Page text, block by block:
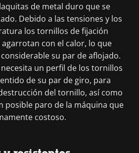
de metal duro que se
Debido a las tensiones y los
los tornillos de fijación
con el calor, lo que
su par de aflojado.
un perfil de los tornillos
de su par de giro, para
del tornillo, así como
posible paro de la máquina que
costoso.